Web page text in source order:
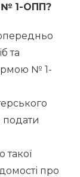
№ 1-ОПП?
та
№ 1-
подати
про